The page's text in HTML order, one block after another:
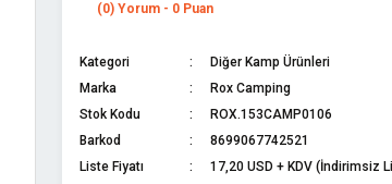
(0) Yorum - 0 Puan
Kategori
Diğer Kamp Ürünleri
Marka
Rox Camping
Stok Kodu
ROX.153CAMP0106
Barkod
8699067742521
Liste Fiyatı
17,20 USD + KDV (İndirimsiz